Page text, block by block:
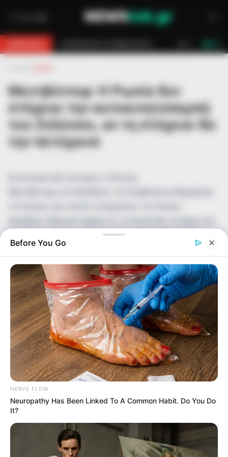
Μεντβέντεφ: Η Ρωσία δεν
στόχευε την αυτοκινητοπομπή
του Ζελένσκι, αν τη στόχευε θα
την πετύχαινε
αντιπροσωπεία του Ουκρανού προέδρου Βολοντίμιρ
Ζελέσνκι κατά τη χθεσινή πυραυλική επίθεση στο λιμάνι
της Οδησσού, γιατί αν τη…
Before You Go
NERVE FLOW
Neuropathy Has Been Linked To A Common Habit. Do You Do
It?